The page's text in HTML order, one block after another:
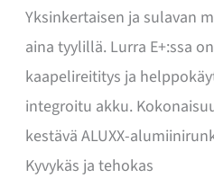
Yksinkertaisen ja sulavan
aina tyylillä. Lurra E+:ssa
kaapelireititys ja
integroitu akku.
kestävä ALUXX-
Kyvykäs ja tehokas